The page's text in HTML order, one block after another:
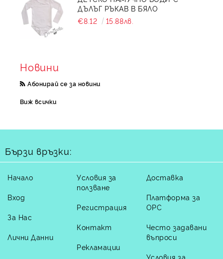
ДЪЛЪГ РЪКАВ В БЯЛО
€8.12
15.88лв.
Новини
Абонирай се за новини
Виж всички
Бързи връзки:
Начало
Вход
За Нас
Лични Данни
Условия за
ползване
Регистрация
Контакт
Рекламации
Доставка
Платформа за
ОРС
Често задавани
въпроси
Условия за